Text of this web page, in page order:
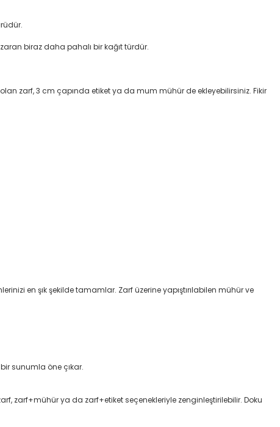
biraz daha pahalı bir kağıt türdür.
zarf, 3 cm çapında etiket ya da mum mühür de ekleyebilirsiniz. Fikir
en şık şekilde tamamlar. Zarf üzerine yapıştırılabilen mühür ve
sunumla öne çıkar.
zarf+mühür ya da zarf+etiket seçenekleriyle zenginleştirilebilir. Doku